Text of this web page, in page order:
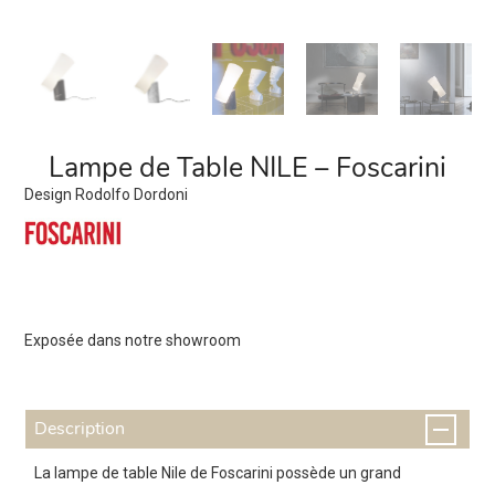
Lampe de Table NILE – Foscarini
Design Rodolfo Dordoni
Exposée dans notre showroom
Description
La lampe de table Nile de Foscarini possède un grand